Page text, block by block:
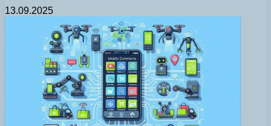
13.09.2025